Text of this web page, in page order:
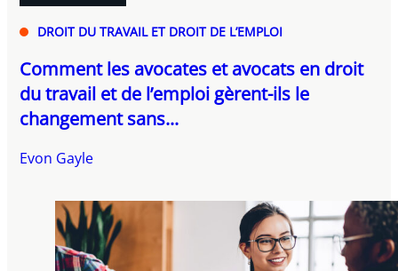
DROIT DU TRAVAIL ET DROIT DE L’EMPLOI
Comment les avocates et avocats en droit
du travail et de l’emploi gèrent-ils le
changement sans...
Evon Gayle